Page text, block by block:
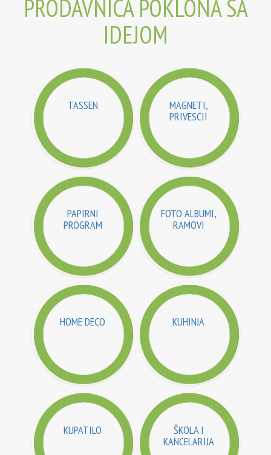
PRODAVNICA POKLONA SA
IDEJOM
TASSEN
MAGNETI,
PRIVESCII
PAPIRNI
PROGRAM
FOTO ALBUMI,
RAMOVI
HOME DECO KUHINJA
KUPATILO
ŠKOLA I
KANCELARIJA